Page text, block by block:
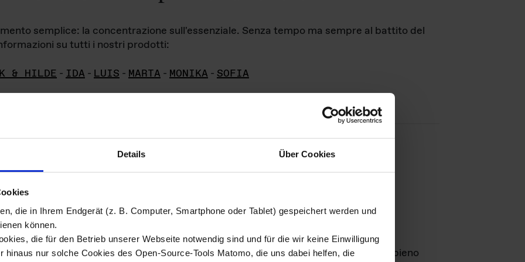
Details Über Cookies
die in Ihrem Endgerät (z. B. Computer, Smartphone oder Tablet) gespeichert werden und
können.
die für den Betrieb unserer Webseite notwendig sind und für die wir keine Einwilligung
hinaus nur solche Cookies des Open-Source-Tools Matomo, die uns dabei helfen, die
semplice: la concentrazione sull'essenziale. Senza tempo ma sempre al battito del
su tutti i nostri prodotti:
& HILDE - IDA - LUIS - MARTA - MONIKA - SOFIA
di immagini
materiale fotografico sono detenuti daDas ganze LebenGmbH e rimangono in pieno